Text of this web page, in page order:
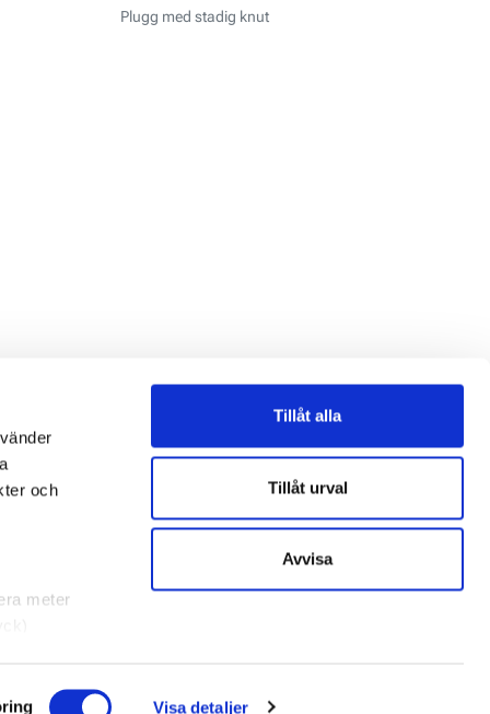
och
meter
Visa detaljer
Tillåt alla
Tillåt urval
Avvisa
Plugg med stadig knut